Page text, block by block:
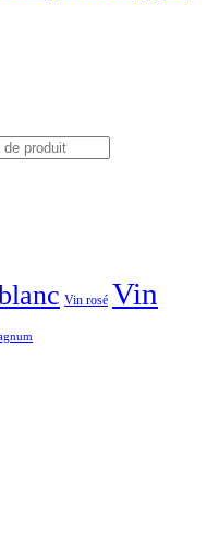
Vin rosé Vin